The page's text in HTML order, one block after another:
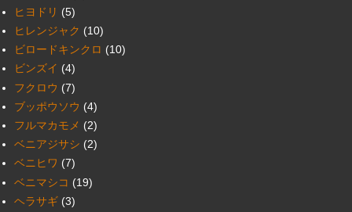
ヒヨドリ (5)
ヒレンジャク (10)
ビロードキンクロ (10)
ビンズイ (4)
フクロウ (7)
ブッポウソウ (4)
フルマカモメ (2)
ベニアジサシ (2)
ベニヒワ (7)
ベニマシコ (19)
ヘラサギ (3)